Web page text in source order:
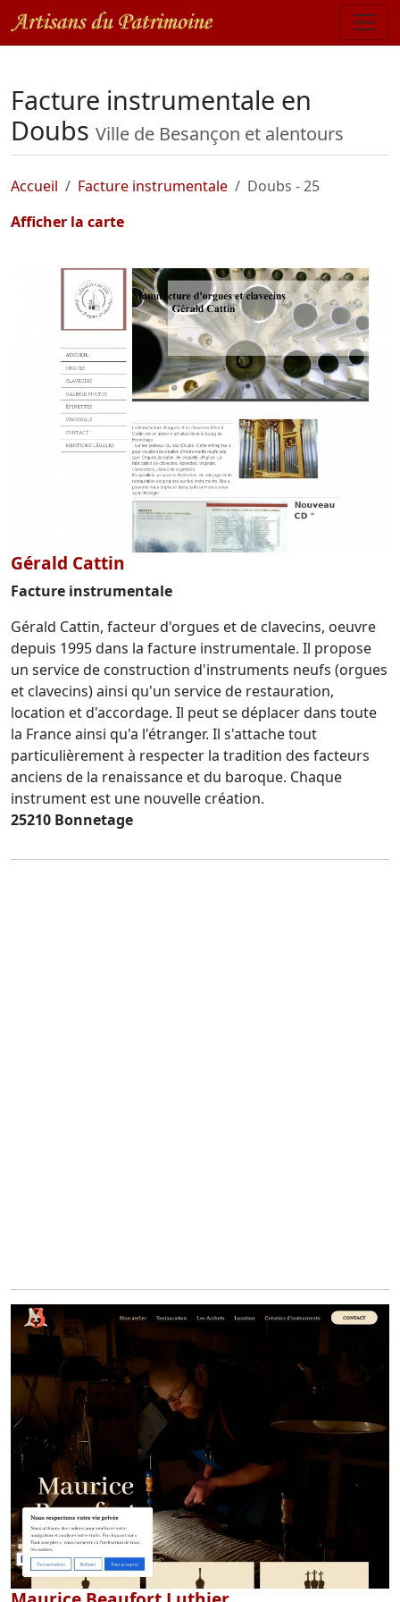
Facture instrumentale en
Doubs Ville de Besançon et alentours
Accueil Facture instrumentale
Doubs - 25
Afficher la carte
Gérald Cattin
Facture instrumentale
Gérald Cattin, facteur d'orgues et de clavecins, oeuvre
depuis 1995 dans la facture instrumentale. Il propose
un service de construction d'instruments neufs (orgues
et clavecins) ainsi qu'un service de restauration,
location et d'accordage. Il peut se déplacer dans toute
la France ainsi qu'a l'étranger. Il s'attache tout
particulièrement à respecter la tradition des facteurs
anciens de la renaissance et du baroque. Chaque
instrument est une nouvelle création.
25210 Bonnetage